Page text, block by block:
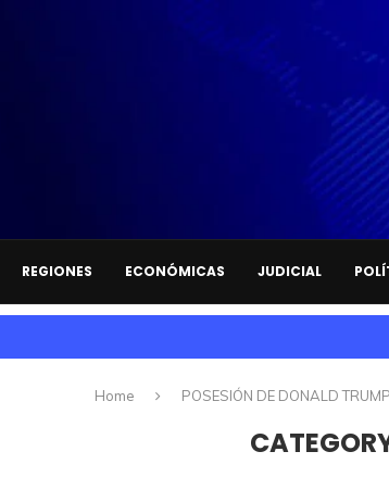
REGIONES ECONÓMICAS JUDICIAL
Home POSESIÓN DE DONALD TRUMP